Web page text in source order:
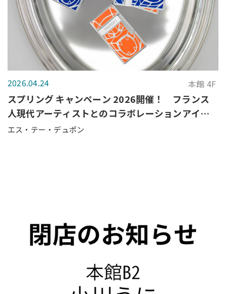
2026.04.24 本館 4F
スプリング キャンペーン 2026開催！ フランス
人現代アーティストとのコラボレーションアイテ
ムのご紹介！
エス・テー・デュポン